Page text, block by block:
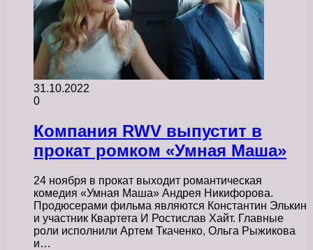
31.10.2022
0
Компания RWV выпустит в
прокат ромком «Умная Маша»
24 ноября в прокат выходит романтическая
комедия «Умная Маша» Андрея Никифорова.
Продюсерами фильма являются Константин Элькин
и участник Квартета И Ростислав Хайт. Главные
роли исполнили Артем Ткаченко, Ольга Рыжикова
и…